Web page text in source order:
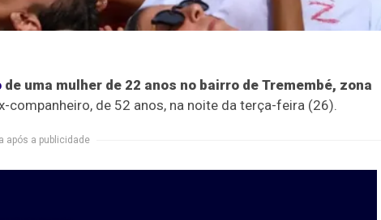
de uma mulher de 22 anos no bairro de Tremembé, zona
companheiro, de 52 anos, na noite da terça-feira (26).
após a publicidade